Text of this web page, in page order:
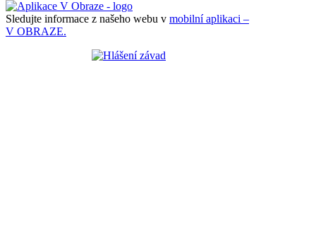
Sledujte informace z našeho webu v mobilní aplikaci –
V OBRAZE.